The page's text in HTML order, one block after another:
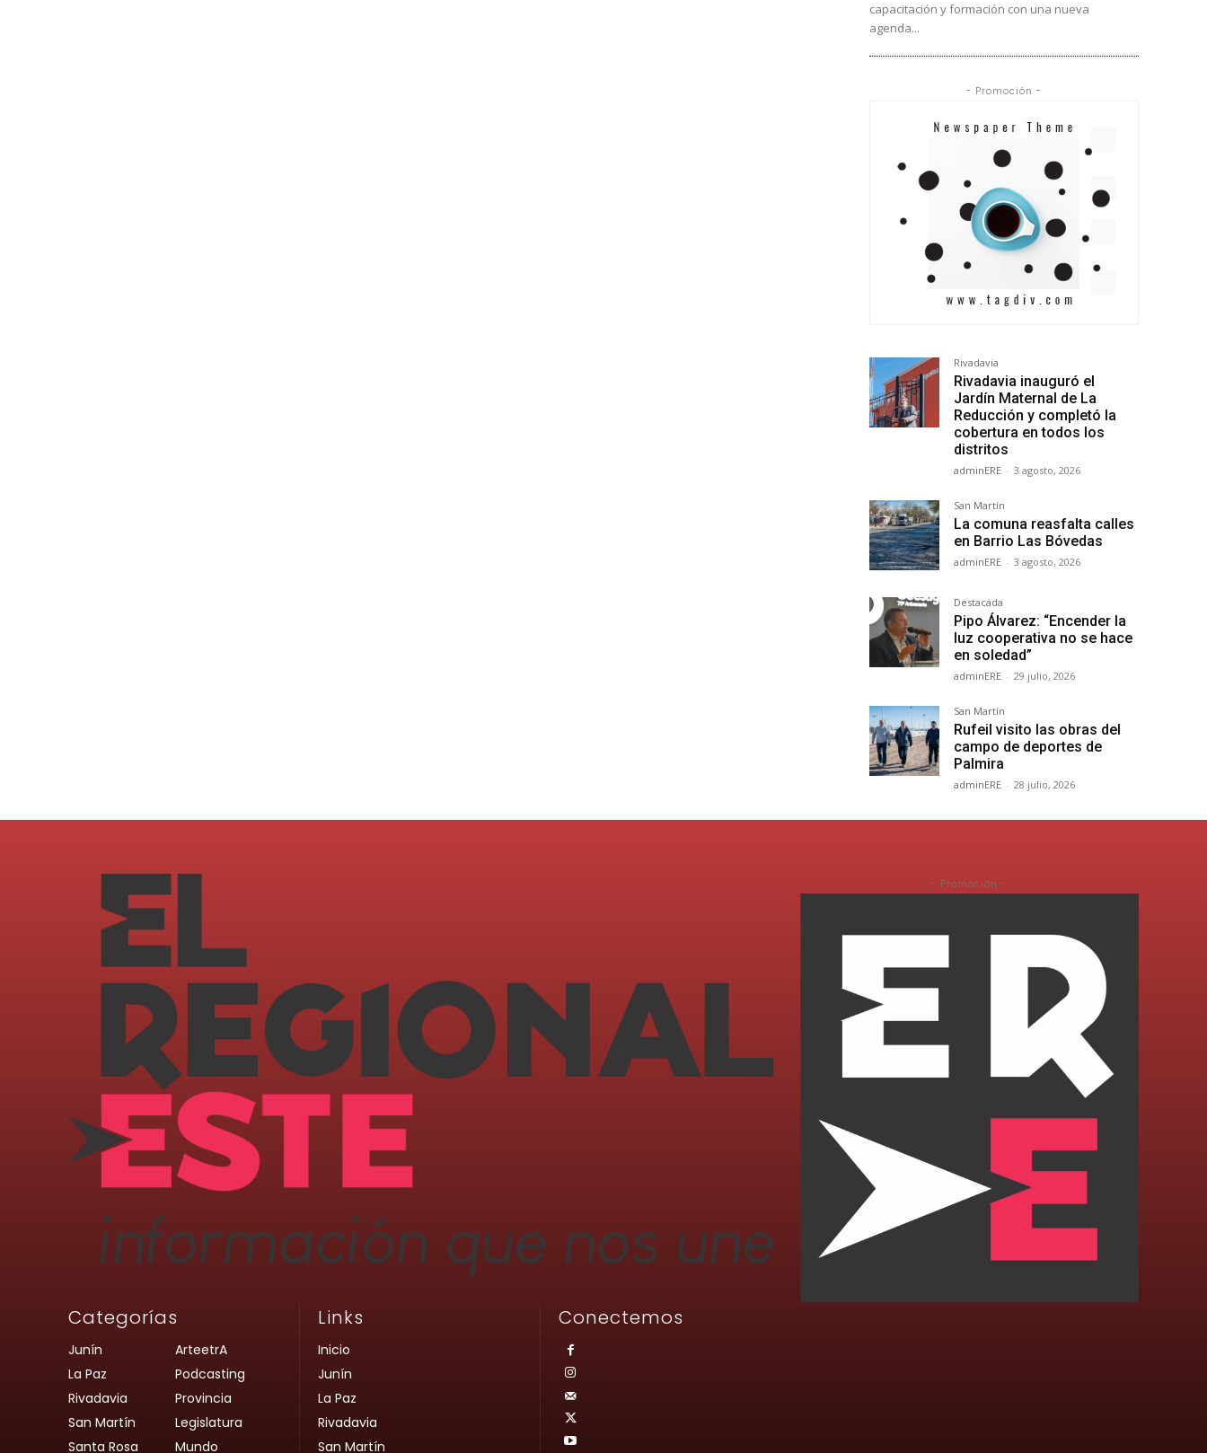
capacitación y formación con una nueva
agenda...
- Promoción -
Rivadavia
Rivadavia inauguró el
Jardín Maternal de La
Reducción y completó la
cobertura en todos los
distritos
adminERE - 3 agosto, 2026
San Martín
La comuna reasfalta calles
en Barrio Las Bóvedas
adminERE - 3 agosto, 2026
Destacada
Pipo Álvarez: “Encender la
luz cooperativa no se hace
en soledad”
adminERE - 29 julio, 2026
San Martín
Rufeil visito las obras del
campo de deportes de
Palmira
adminERE - 28 julio, 2026
Categorías
Junín
La Paz
Rivadavia
San Martín
Santa Rosa
ArteetrA
Podcasting
Provincia
Legislatura
Mundo
Links
Inicio
Junín
La Paz
Rivadavia
San Martín
Conectemos
- Promoción -